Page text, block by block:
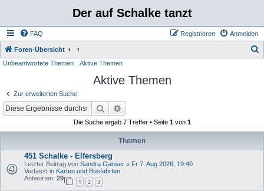
Der auf Schalke tanzt
FAQ Anmelden
Registrieren
Foren-Übersicht
Unbeantwortete Themen Aktive Themen
Aktive Themen
Zur erweiterten Suche
Suche
Die Suche ergab 7 Treffer • Seite 1von 1
Themen
451 Schalke - Elfersberg
Letzter Beitrag von Sandra Ganser « Fr 7. Aug 2026, 19:40
Verfasst in Karten und Busfahrten
Antworten: 29
1 2 3